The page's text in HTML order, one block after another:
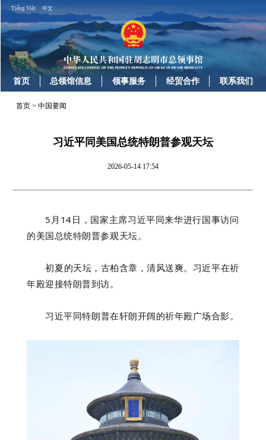
Tiếng Việt 中文
首页 总领馆信息 领事服务 经贸合作 联系我们
首页 >中国要闻
习近平同美国总统特朗普参观天坛
2026-05-14 17:54
5月14日，国家主席习近平同来华进行国事访问
的美国总统特朗普参观天坛。
初夏的天坛，古柏含章，清风送爽。习近平在祈
年殿迎接特朗普到访。
习近平同特朗普在轩朗开阔的祈年殿广场合影。